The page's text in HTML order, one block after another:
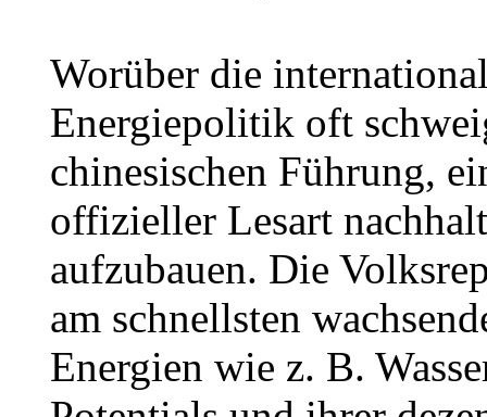
Worüber die
Energiepolitik oft
chinesischen Führung,
offizieller Lesart
aufzubauen. Die
am schnellsten
Energien wie z. B.